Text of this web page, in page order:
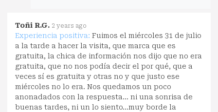
Toñi R.G. 2 years ago
Experiencia positiva: Fuimos el miércoles 31 de julio
a la tarde a hacer la visita, que marca que es
gratuita, la chica de información nos dijo que no era
gratuita, que no nos podía decir el por qué, que a
veces sí es gratuita y otras no y que justo ese
miércoles no lo era. Nos quedamos un poco
anonadados con la respuesta... ni una sonrisa de
buenas tardes, ni un lo siento...muy borde la